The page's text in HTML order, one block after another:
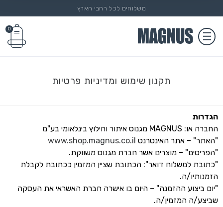
משלוחים לכל רחבי הארץ
0
תקנון שימוש ומדיניות פרטיות
הגדרות
החברה או: MAGNUS מגנוס איתור וחילוץ בינלאומי בע"מ
"האתר" – אתר האינטרנט www.shop.magnus.co.il
"הפריטים" – מוצרים אשר חברת מגנוס משווקת.
"כתובת למשלוח דואר": הכתובת שציין המזמין ככתובת לקבלת
הזמנותיו/ה.
"יום ביצוע ההזמנה" – היום בו אישרה חברת האשראי את העסקה
שביצע/ה המזמין/ה.